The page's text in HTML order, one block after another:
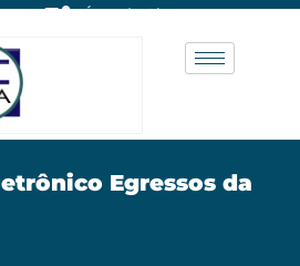
Área do Aluno
Egressos da